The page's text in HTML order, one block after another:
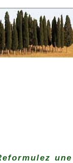
une